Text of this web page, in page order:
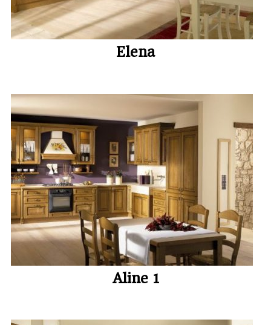
Elena
Aline 1